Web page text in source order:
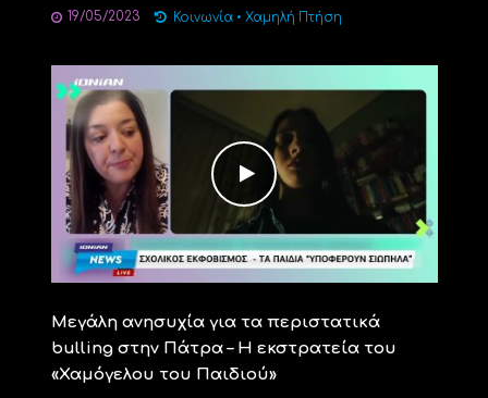
19/05/2023 Κοινωνία • Χαμηλή Πτήση
Μεγάλη ανησυχία για τα περιστατικά
bulling στην Πάτρα – Η εκστρατεία του
«Χαμόγελου του Παιδιού»